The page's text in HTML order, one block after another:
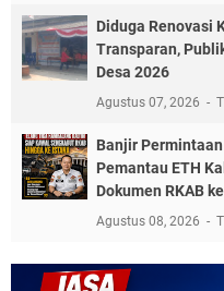
Diduga Renovasi
Transparan,
Desa 2026
Agustus 07, 2026
Banjir
Pemantau ETH
Dokumen RKAB
Agustus 08, 2026